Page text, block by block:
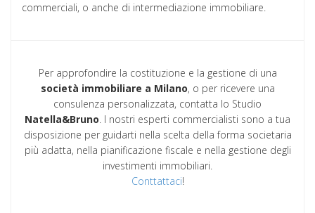
commerciali, o anche di intermediazione immobiliare.
Per approfondire la costituzione e la gestione di una
società immobiliare a Milano, o per ricevere una
consulenza personalizzata, contatta lo Studio
Natella&Bruno. I nostri esperti commercialisti sono a tua
disposizione per guidarti nella scelta della forma societaria
più adatta, nella pianificazione fiscale e nella gestione degli
investimenti immobiliari.
Conttattaci!